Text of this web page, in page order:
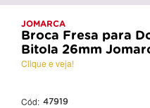
JOMARCA
Broca Fresa para
Bitola 26mm
Clique e veja!
Cód: 47919